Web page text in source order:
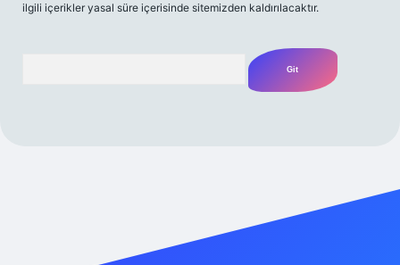
ilgili içerikler yasal süre içerisinde sitemizden kaldırılacaktır.